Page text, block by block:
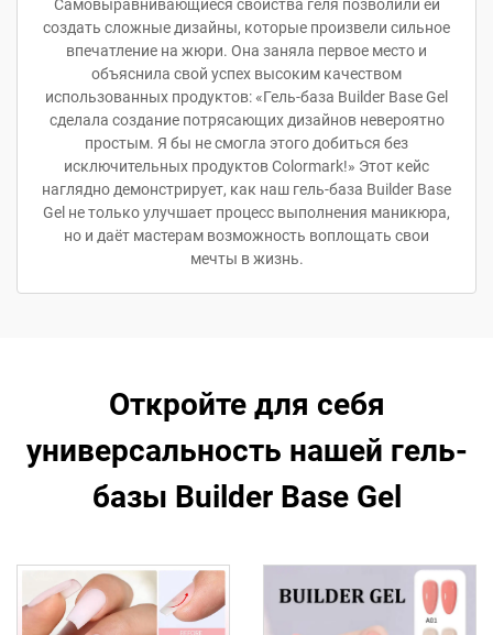
Самовыравнивающиеся свойства геля позволили ей
создать сложные дизайны, которые произвели сильное
впечатление на жюри. Она заняла первое место и
объяснила свой успех высоким качеством
использованных продуктов: «Гель-база Builder Base Gel
сделала создание потрясающих дизайнов невероятно
простым. Я бы не смогла этого добиться без
исключительных продуктов Colormark!» Этот кейс
наглядно демонстрирует, как наш гель-база Builder Base
Gel не только улучшает процесс выполнения маникюра,
но и даёт мастерам возможность воплощать свои
мечты в жизнь.
Откройте для себя
универсальность нашей гель-
базы Builder Base Gel